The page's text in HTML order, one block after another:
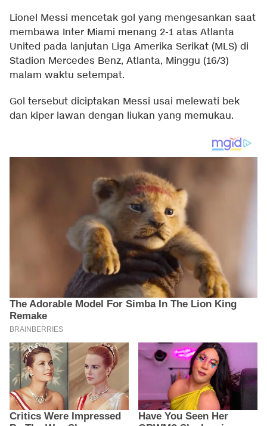
Lionel Messi mencetak gol yang mengesankan saat
membawa Inter Miami menang 2-1 atas Atlanta
United pada lanjutan Liga Amerika Serikat (MLS) di
Stadion Mercedes Benz, Atlanta, Minggu (16/3)
malam waktu setempat.
Gol tersebut diciptakan Messi usai melewati bek
dan kiper lawan dengan liukan yang memukau.